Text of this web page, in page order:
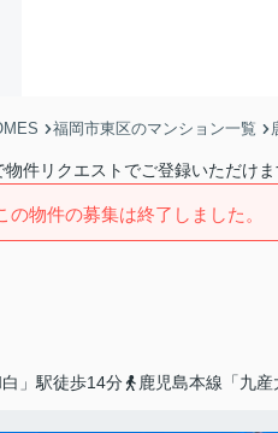
福岡市東区のマンション一覧
件リクエストでご登録いただけ
の物件の募集は終了しました。
」駅徒歩14分 鹿児島本線「九